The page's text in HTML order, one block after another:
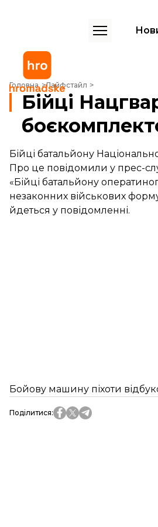
Головна Лайфстайл
Бійці Нацгвардії захопили БМП-2 з
Бійці
Бійці батальйону
Про це повідомили у прес-
«Бійці батальйону
незаконних військових
йдеться у повідомленні.
Бойову машину піхоти
Поділитися: